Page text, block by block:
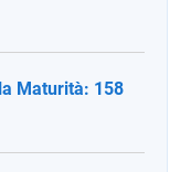
Maturità: 158